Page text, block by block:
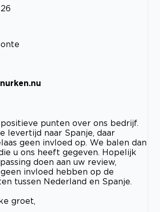
punten over ons bedrijf.
levertijd naar Spanje, daar
geen invloed op. We balen dan
u ons heeft gegeven. Hopelijk
doen aan uw review,
invloed hebben op de
tussen Nederland en Spanje.
groet,